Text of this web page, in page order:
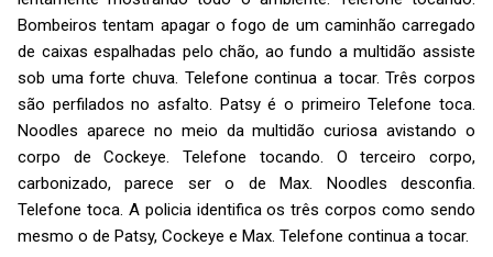
Bombeiros tentam apagar o fogo de um caminhão carregado
de caixas espalhadas pelo chão, ao fundo a multidão assiste
sob uma forte chuva. Telefone continua a tocar. Três corpos
são perfilados no asfalto. Patsy é o primeiro Telefone toca.
Noodles aparece no meio da multidão curiosa avistando o
corpo de Cockeye. Telefone tocando. O terceiro corpo,
carbonizado, parece ser o de Max. Noodles desconfia.
Telefone toca. A policia identifica os três corpos como sendo
mesmo o de Patsy, Cockeye e Max. Telefone continua a tocar.